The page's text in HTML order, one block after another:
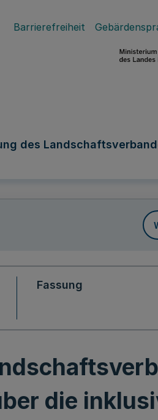
Barrierefreiheit
des
Fassung
die